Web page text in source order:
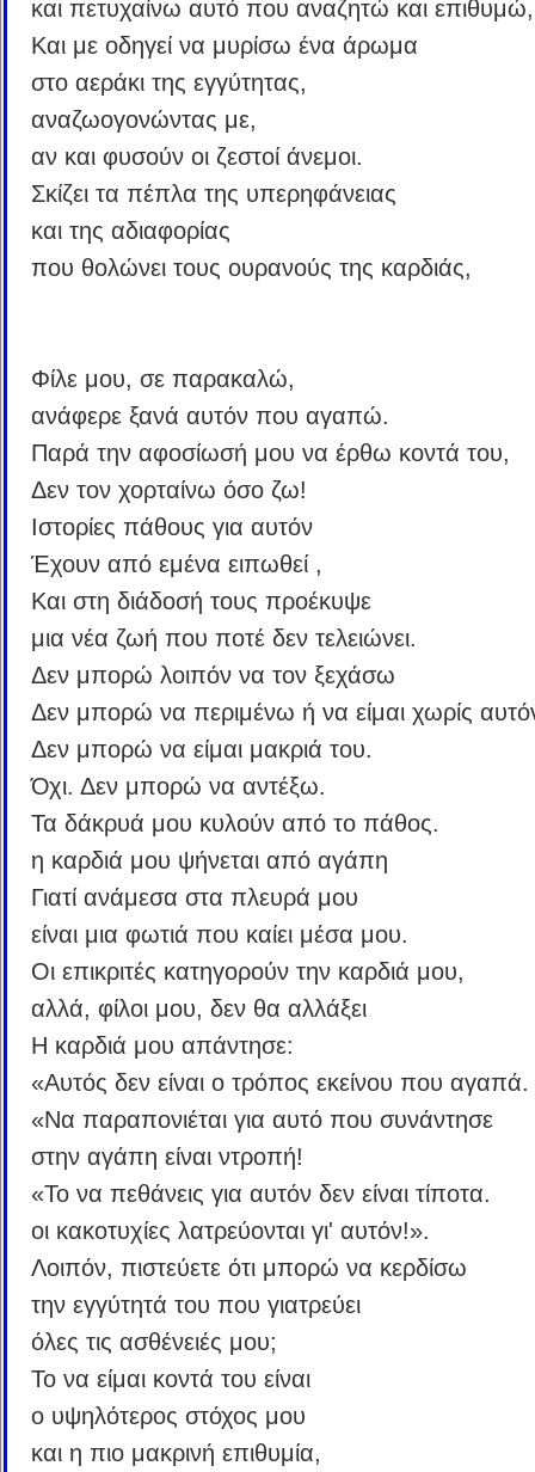
και πετυχαίνω αυτό που αναζητώ και επιθυμώ,
Και με οδηγεί να μυρίσω ένα άρωμα
στο αεράκι της εγγύτητας,
αναζωογονώντας με,
αν και φυσούν οι ζεστοί άνεμοι.
Σκίζει τα πέπλα της υπερηφάνειας
και της αδιαφορίας
που θολώνει τους ουρανούς της καρδιάς,
Φίλε μου, σε παρακαλώ,
ανάφερε ξανά αυτόν που αγαπώ.
Παρά την αφοσίωσή μου να έρθω κοντά του,
Δεν τον χορταίνω όσο ζω!
Ιστορίες πάθους για αυτόν
Έχουν από εμένα ειπωθεί ,
Και στη διάδοσή τους προέκυψε
μια νέα ζωή που ποτέ δεν τελειώνει.
Δεν μπορώ λοιπόν να τον ξεχάσω
Δεν μπορώ να περιμένω ή να είμαι χωρίς
Δεν μπορώ να είμαι μακριά του.
Όχι. Δεν μπορώ να αντέξω.
Τα δάκρυά μου κυλούν από το πάθος.
η καρδιά μου ψήνεται από αγάπη
Γιατί ανάμεσα στα πλευρά μου
είναι μια φωτιά που καίει μέσα μου.
Οι επικριτές κατηγορούν την καρδιά μου,
αλλά, φίλοι μου, δεν θα αλλάξει
Η καρδιά μου απάντησε:
«Αυτός δεν είναι ο τρόπος εκείνου που αγαπά.
«Να παραπονιέται για αυτό που συνάντησε
στην αγάπη είναι ντροπή!
«Το να πεθάνεις για αυτόν δεν είναι τίποτα.
οι κακοτυχίες λατρεύονται γι' αυτόν!».
Λοιπόν, πιστεύετε ότι μπορώ να κερδίσω
την εγγύτητά του που γιατρεύει
όλες τις ασθένειές μου;
Το να είμαι κοντά του είναι
ο υψηλότερος στόχος μου
και η πιο μακρινή επιθυμία,